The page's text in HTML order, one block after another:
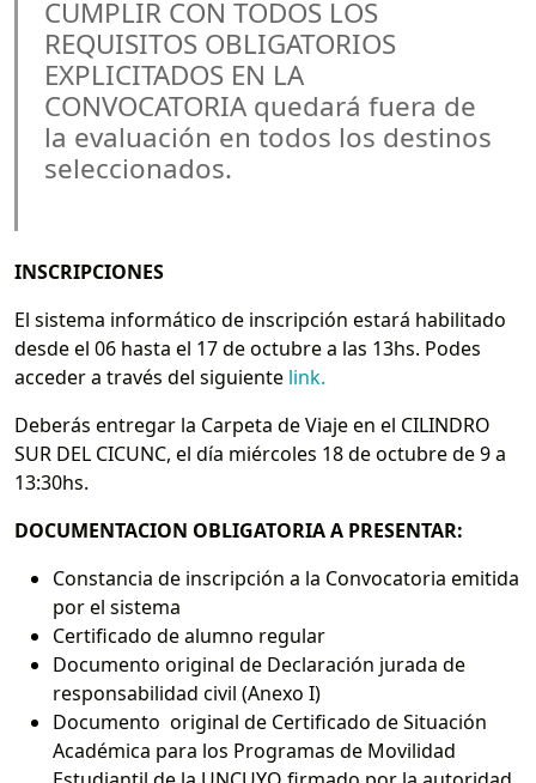
CUMPLIR CON TODOS LOS
REQUISITOS OBLIGATORIOS
EXPLICITADOS EN LA
CONVOCATORIA quedará fuera de
la evaluación en todos los destinos
seleccionados.
INSCRIPCIONES
El sistema informático de inscripción estará habilitado
desde el 06 hasta el 17 de octubre a las 13hs. Podes
acceder a través del siguiente link.
Deberás entregar la Carpeta de Viaje en el CILINDRO
SUR DEL CICUNC, el día miércoles 18 de octubre de 9 a
13:30hs.
DOCUMENTACION OBLIGATORIA A PRESENTAR:
Constancia de inscripción a la Convocatoria emitida
por el sistema
Certificado de alumno regular
Documento original de Declaración jurada de
responsabilidad civil (Anexo I)
Documento original de Certificado de Situación
Académica para los Programas de Movilidad